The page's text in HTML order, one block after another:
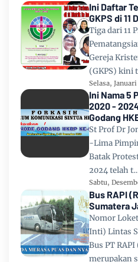
Ini Daftar
GKPS di 11
Tiga dari 11
Gereja
(GKPS) kini
Selasa, Januari
Ini Nama 5
2020 -
Godang
St Prof Dr
-Lima
Batak
2024 telah
Sabtu,
Bus RAPI
Sumatera
Nomor
Inti) Lintas
Bus PT
merupakan